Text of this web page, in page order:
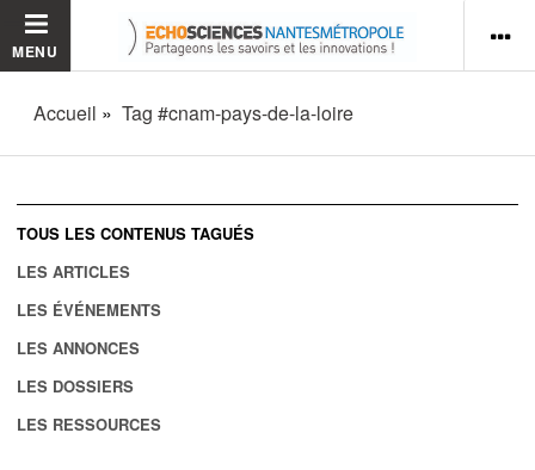
MENU
Accueil Tag #cnam-pays-de-la-loire
TOUS LES CONTENUS TAGUÉS
LES ARTICLES
LES ÉVÉNEMENTS
LES ANNONCES
LES DOSSIERS
LES RESSOURCES